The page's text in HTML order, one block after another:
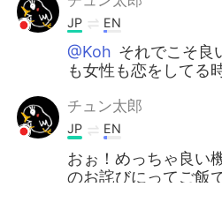
JP EN
@Koh それでこそ良
も女性も恋をしてる
チュン太郎
JP EN
おぉ！めっちゃ良い
のお詫びにってご飯